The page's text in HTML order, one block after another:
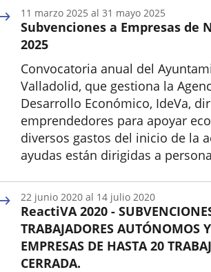
Subvenciones a Empresas de
2025
Convocatoria anual del
Valladolid, que gestiona la
Desarrollo Económico, IdeVa,
emprendedores para apoyar
diversos gastos del inicio de la
ayudas están dirigidas a
Inicio
11 marzo 2025 al 31 mayo 2025
ReactiVA 2020 -
TRABAJADORES AUTÓNOMOS
EMPRESAS DE HASTA 20
CERRADA.
22 junio 2020 al 14 julio 2020